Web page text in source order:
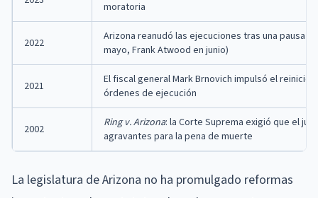
moratoria
2022
Arizona reanudó las ejecuciones tras una pausa
mayo, Frank Atwood en junio)
2021
El fiscal general Mark Brnovich impulsó el reinicio
órdenes de ejecución
2002 Ring v. Arizona: la Corte Suprema exigió que el
agravantes para la pena de muerte
La legislatura de Arizona no ha promulgado reformas